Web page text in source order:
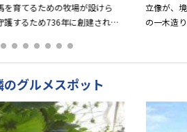
を育てるための牧場が設けら
護するため736年に創建されま
が実施さ...
立像が、
の一木造
のグルメスポット